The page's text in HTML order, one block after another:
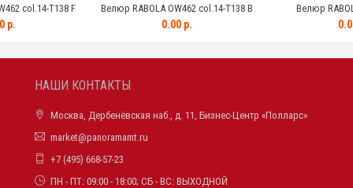
col.14-T138 F
р.
Велюр RABOLA OW462 col.14-T138 B
0.00 р.
Велюр
НАШИ КОНТАКТЫ
Москва, Дербенёвская наб., д. 11, Бизнес-Центр «Полларс»
market@panoramamt.ru
+7 (495) 668-57-23
ПН - ПТ: 09:00 - 18:00; СБ - ВС: ВЫХОДНОЙ